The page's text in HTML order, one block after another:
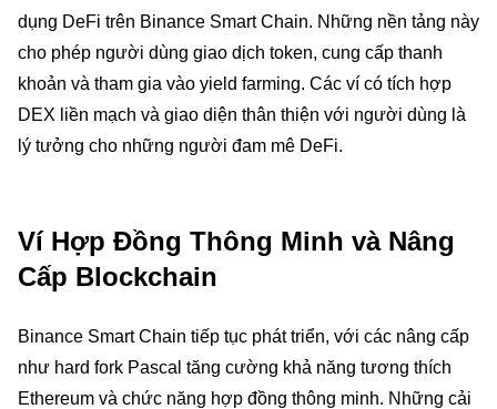
dụng DeFi trên Binance Smart Chain. Những nền tảng này
cho phép người dùng giao dịch token, cung cấp thanh
khoản và tham gia vào yield farming. Các ví có tích hợp
DEX liền mạch và giao diện thân thiện với người dùng là
lý tưởng cho những người đam mê DeFi.
Ví Hợp Đồng Thông Minh và Nâng
Cấp Blockchain
Binance Smart Chain tiếp tục phát triển, với các nâng cấp
như hard fork Pascal tăng cường khả năng tương thích
Ethereum và chức năng hợp đồng thông minh. Những cải